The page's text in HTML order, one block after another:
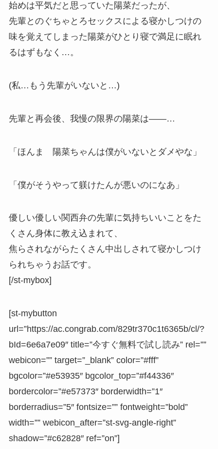
始めは平気だと思っていた陽菜だったが、
先輩とのぐちゃとろセックスによる寝かしつけの
味を覚えてしまった陽菜がひとり寝で満足に眠れ
るはずもなく…。
(私…もう先輩がいないと…)
先輩と再会後、我慢の限界の陽菜は——…
「ほんま 陽菜ちゃんは僕がいないとダメやな」
「僕がそうやって躾けたんが悪いのになあ」
優しい優しい関西弁の先輩に気持ちいいことをた
くさん身体に教え込まれて、
焦らされながらたくさん中出しされて寝かしつけ
られちゃうお話です。
[/st-mybox]
[st-mybutton
url=”https://ac.congrab.com/829tr370c1t6365b/cl/?
bId=6e6a7e09″ title=”今すぐ無料で試し読み” rel=””
webicon=”” target=”_blank” color=”#fff”
bgcolor=”#e53935″ bgcolor_top=”#f44336″
bordercolor=”#e57373″ borderwidth=”1″
borderradius=”5″ fontsize=”” fontweight=”bold”
width=”” webicon_after=”st-svg-angle-right”
shadow=”#c62828″ ref=”on”]